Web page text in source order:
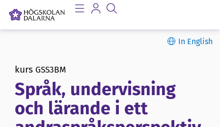
In English
kurs GSS3BM
Språk, undervisning
och lärande i ett